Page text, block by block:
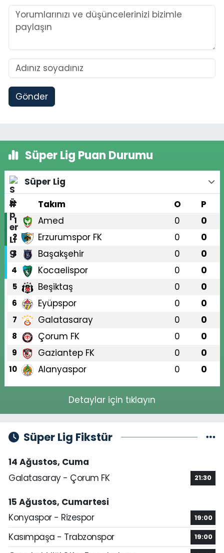
Gönder
Süper Lig Puan Durumu
Süper Lig
#
Takım O P
1 Amed 0 0
2 Erzurumspor FK 0 0
3 Başakşehir 0 0
4 Kocaelispor 0 0
5 Beşiktaş 0 0
6 Eyüpspor 0 0
7 Galatasaray 0 0
8 Çorum FK 0 0
9 Gaziantep FK 0 0
10 Alanyaspor 0 0
Detaylar için tıklayın
Süper Lig Fikstür
14 Ağustos, Cuma
Galatasaray - Çorum FK
21:30
15 Ağustos, Cumartesi
Konyaspor - Rizespor
19:00
Kasımpaşa - Trabzonspor 19:00